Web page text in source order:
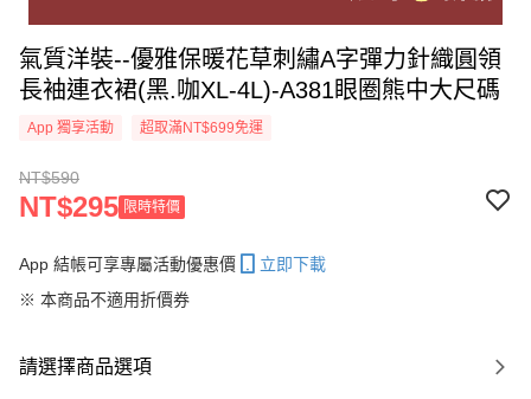
氣質洋裝--優雅保暖花草刺繡A字彈力針織圓領
長袖連衣裙(黑.咖XL-4L)-A381眼圈熊中大尺碼
App 獨享活動 超取滿NT$699免運
NT$590
NT$295 限時特價
App 結帳可享專屬活動優惠價
立即下載
※ 本商品不適用折價券
請選擇商品選項